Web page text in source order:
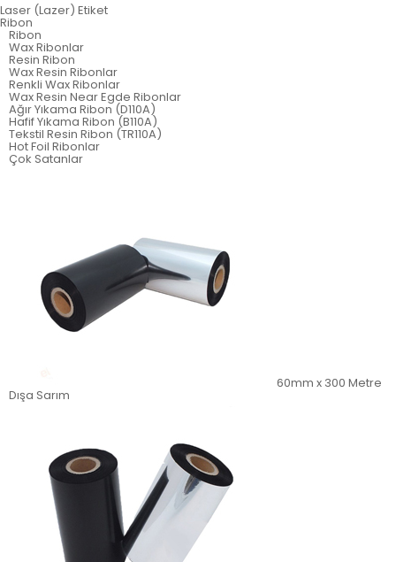
Laser (Lazer) Etiket
Ribon
Ribon
Wax Ribonlar
Resin Ribon
Wax Resin Ribonlar
Renkli Wax Ribonlar
Wax Resin Near Egde Ribonlar
Ağır Yıkama Ribon (D110A)
Hafif Yıkama Ribon (B110A)
Tekstil Resin Ribon (TR110A)
Hot Foil Ribonlar
Çok Satanlar
60mm x 300 Metre
Dışa Sarım